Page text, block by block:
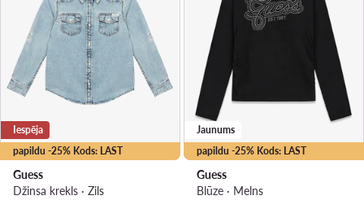
papildu -25% Kods: LAST
Iespēja
Guess
Džinsa krekls · Zils
papildu -25% Kods: LAST
Jaunums
Guess
Blūze · Melns